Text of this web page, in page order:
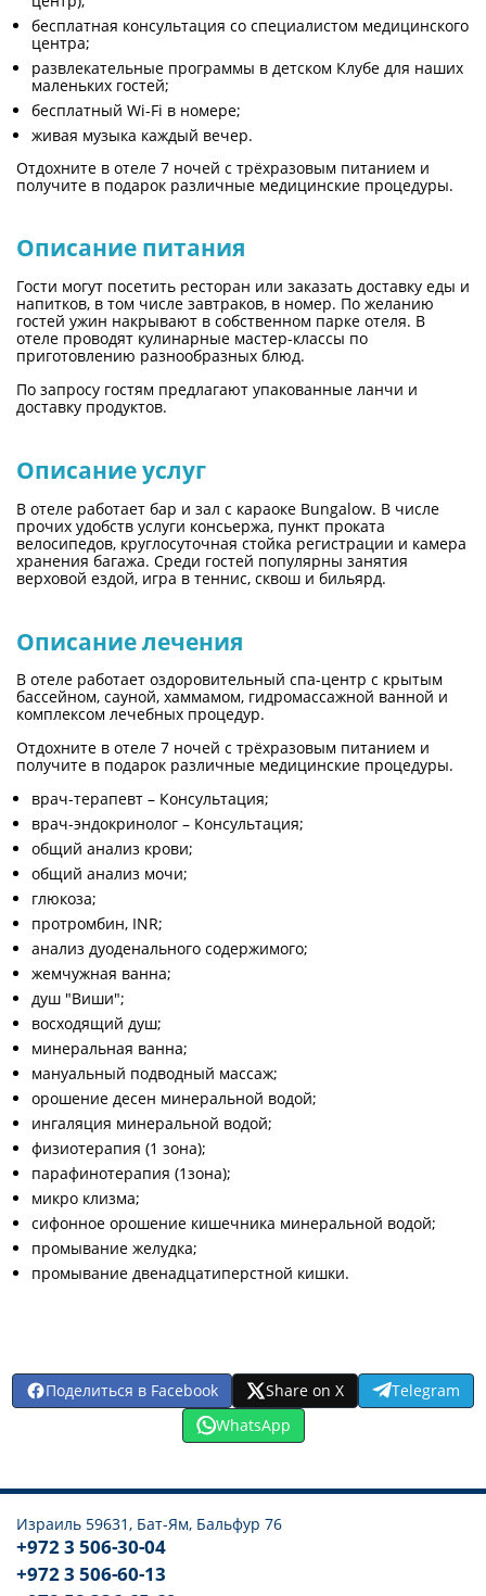
бесплатная консультация со специалистом медицинского
центра;
развлекательные программы в детском Клубе для наших
маленьких гостей;
бесплатный Wi-Fi в номере;
живая музыка каждый вечер.
Отдохните в отеле 7 ночей с трёхразовым питанием и
получите в подарок различные медицинские процедуры.
Описание питания
Гости могут посетить ресторан или заказать доставку еды и
напитков, в том числе завтраков, в номер. По желанию
гостей ужин накрывают в собственном парке отеля. В
отеле проводят кулинарные мастер-классы по
приготовлению разнообразных блюд.
По запросу гостям предлагают упакованные ланчи и
доставку продуктов.
Описание услуг
В отеле работает бар и зал с караоке Bungalow. В числе
прочих удобств услуги консьержа, пункт проката
велосипедов, круглосуточная стойка регистрации и камера
хранения багажа. Среди гостей популярны занятия
верховой ездой, игра в теннис, сквош и бильярд.
Описание лечения
В отеле работает оздоровительный спа-центр с крытым
бассейном, сауной, хаммамом, гидромассажной ванной и
комплексом лечебных процедур.
Отдохните в отеле 7 ночей с трёхразовым питанием и
получите в подарок различные медицинские процедуры.
врач-терапевт – Консультация;
врач-эндокринолог – Консультация;
общий анализ крови;
общий анализ мочи;
глюкоза;
протромбин, INR;
анализ дуоденального содержимого;
жемчужная ванна;
душ "Виши";
восходящий душ;
минеральная ванна;
мануальный подводный массаж;
орошение десен минеральной водой;
ингаляция минеральной водой;
физиотерапия (1 зона);
парафинотерапия (1зона);
микро клизма;
сифонное орошение кишечника минеральной водой;
промывание желудка;
промывание двенадцатиперстной кишки.
Поделиться в Facebook Share on X
Telegram
WhatsApp
Израиль 59631, Бат-Ям, Бальфур 76
+972 3 506-30-04
+972 3 506-60-13